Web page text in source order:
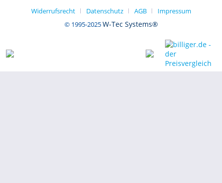
Widerrufsrecht
Datenschutz AGB
Impressum
© 1995-2025W-Tec Systems®